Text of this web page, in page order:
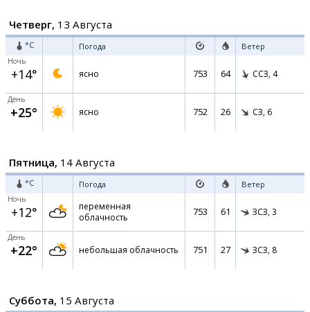
Четверг, 13 Августа
°C Погода Ветер
Ночь
+14° ясно 753 64 ССЗ, 4
День
+25° ясно 752 26 СЗ, 6
Пятница, 14 Августа
°C Погода Ветер
Ночь
+12°
переменная
облачность
753 61 ЗСЗ, 3
День
+22° небольшая облачность 751 27 ЗСЗ, 8
Суббота, 15 Августа